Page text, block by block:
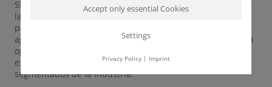
Shanghai los días 17 y 18 de marzo de 2025. El objetivo de
la conferencia es promover la transformación de los
patrones de innovación y desarrollo en la industria
agroquímica y AgriTech. El evento ofrece a las empresas la
oportunidad de ampliar sus mercados internacionales y
explorar nuevas oportunidades en los sectores
segmentados de la industria.
Accept only essential Cookies
Settings
Privacy Policy| Imprint